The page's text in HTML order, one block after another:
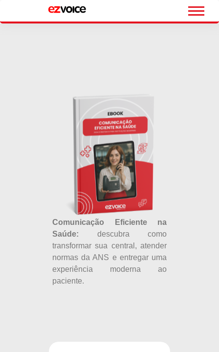
Comunicação Eficiente na
Saúde: descubra como
transformar sua central, atender
normas da ANS e entregar uma
experiência moderna ao
paciente.